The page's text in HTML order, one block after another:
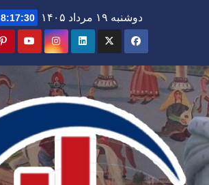
دوشنبه ۱۹ مرداد ۱۴۰۵ 8:17:32 AM